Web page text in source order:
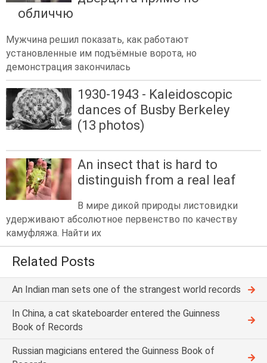
обличчю
Мужчина решил показать, как работают
установленные им подъёмные ворота, но
демонстрация закончилась
1930-1943 - Kaleidoscopic
dances of Busby Berkeley
(13 photos)
An insect that is hard to
distinguish from a real leaf
В мире дикой природы листовидки
удерживают абсолютное первенство по качеству
камуфляжа. Найти их
Related Posts
An Indian man sets one of the strangest world records
In China, a cat skateboarder entered the Guinness
Book of Records
Russian magicians entered the Guinness Book of